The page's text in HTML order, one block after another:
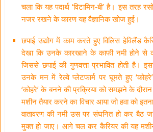
चला कि यह पदार्थ ‘विटामिन-बी’ है। इस तरह
नजर रखने के कारण यह वैज्ञानिक खोज हुई।
छपाई उद्योग में काम करते हुए विलिस हेविलैंड
देखा कि उनके कारखाने के काफी नमी होने से
जिससे छपाई की गुणवत्ता प्रभावित होती है।
उनके मन में रेल्वे प्लेटफार्म पर घूमते हुए
‘कोहरे’ के बनने की प्रक्रिया को समझने के
मशीन तैयार करने का विचार आया जो हवा को
वातावरण की नमी उस पर संघनित हो कर बैठ
मुक्त हो जाए। आगे चल कर कैरियर की यह